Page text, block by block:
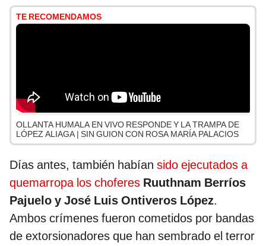
TE RECOMENDAMOS
OLLANTA HUMALA EN VIVO RESPONDE Y LA TRAMPA DE
LÓPEZ ALIAGA | SIN GUION CON ROSA MARÍA PALACIOS
Días antes, también habían sido ejecutados a
quemarropa los choferes Ruuthnam Berríos
Pajuelo y José Luis Ontiveros López.
Ambos crímenes fueron cometidos por bandas
de extorsionadores que han sembrado el terror